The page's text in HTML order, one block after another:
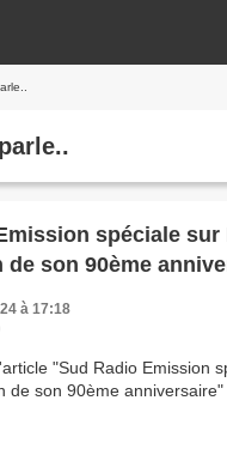
spéciale
de son 90ème
à 17:18